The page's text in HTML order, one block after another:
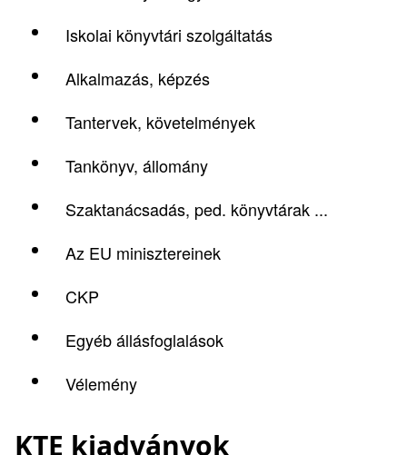
Iskolai könyvtári szolgáltatás
Alkalmazás, képzés
Tantervek, követelmények
Tankönyv, állomány
Szaktanácsadás, ped. könyvtárak ...
Az EU minisztereinek
CKP
Egyéb állásfoglalások
Vélemény
KTE kiadványok